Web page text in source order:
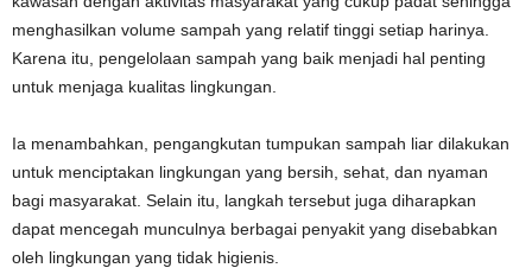
menghasilkan volume sampah yang relatif tinggi setiap harinya.
Karena itu, pengelolaan sampah yang baik menjadi hal penting
untuk menjaga kualitas lingkungan.
Ia menambahkan, pengangkutan tumpukan sampah liar dilakukan
untuk menciptakan lingkungan yang bersih, sehat, dan nyaman
bagi masyarakat. Selain itu, langkah tersebut juga diharapkan
dapat mencegah munculnya berbagai penyakit yang disebabkan
oleh lingkungan yang tidak higienis.